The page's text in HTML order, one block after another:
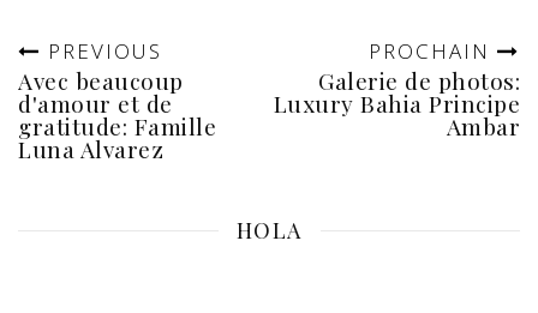
PREVIOUS
Avec beaucoup
d'amour et de
gratitude: Famille
Luna Alvarez
PROCHAIN
Galerie de photos:
Luxury Bahia Principe
Ambar
HOLA